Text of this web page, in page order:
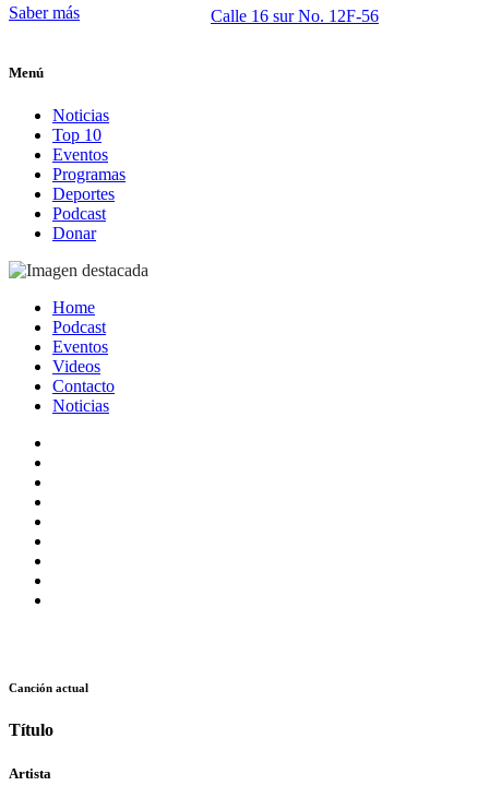
Calle 16 sur No. 12F-56
Saber más
Menú
Noticias
Top 10
Eventos
Programas
Deportes
Podcast
Donar
Home
Podcast
Eventos
Videos
Contacto
Noticias
Canción actual
Título
Artista